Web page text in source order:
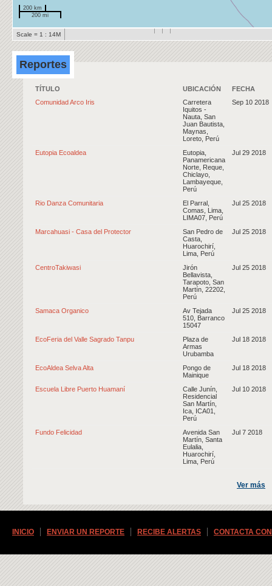
200 km
200 mi
Scale = 1 : 14M
Reportes
TÍTULO UBICACIÓN
FECHA
Comunidad Arco Iris
Carretera
Iquitos -
Nauta, San
Juan Bautista,
Maynas,
Loreto, Perú
Sep 10 2018
Eutopia Ecoaldea
Eutopia,
Panamericana
Norte, Reque,
Chiclayo,
Lambayeque,
Perú
Jul 29 2018
Rio Danza Comunitaria
El Parral,
Comas, Lima,
LIMA07, Perú
Jul 25 2018
Marcahuasi - Casa del Protector
San Pedro de
Casta,
Huarochirí,
Lima, Perú
Jul 25 2018
CentroTakiwasi
Jirón
Bellavista,
Tarapoto, San
Martín, 22202,
Perú
Jul 25 2018
Samaca Organico
Av Tejada
510, Barranco
15047
Jul 25 2018
EcoFeria del Valle Sagrado Tanpu
Plaza de
Armas
Urubamba
Jul 18 2018
EcoAldea Selva Alta
Pongo de
Mainique
Jul 18 2018
Escuela Libre Puerto Huamaní
Calle Junín,
Residencial
San Martín,
Ica, ICA01,
Perú
Jul 10 2018
Fundo Felicidad
Avenida San
Martín, Santa
Eulalia,
Huarochirí,
Lima, Perú
Jul 7 2018
Ver más
INICIO ENVIAR UN REPORTE RECIBE ALERTAS CONTACTA